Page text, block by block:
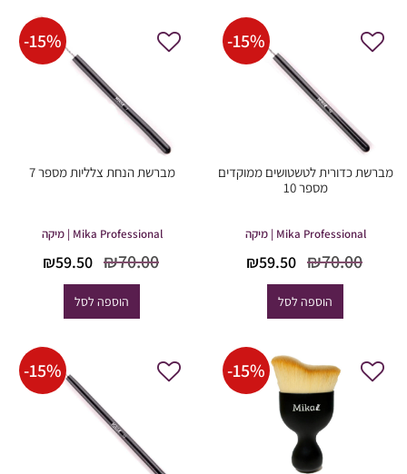
-15%
מברשת כדורית לטשטושים ממוקדים
מספר 10
Mika Professional | מיקה
₪70.00
המחיר
היה:
₪70.00.
₪59.50
הוספה לסל
-15%
מברשת הנחת צלליות מספר 7
Mika Professional | מיקה
₪70.00
המחיר
היה:
₪70.00.
₪59.50
הוספה לסל
-15%
-15%